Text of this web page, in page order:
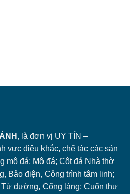
, là đơn vị UY TÍN –
vực điêu khắc, chế tác các sản
mộ đá; Mộ đá; Cột đá Nhà thờ
Bảo điện, Công trình tâm linh;
đường, Cổng làng; Cuốn thư